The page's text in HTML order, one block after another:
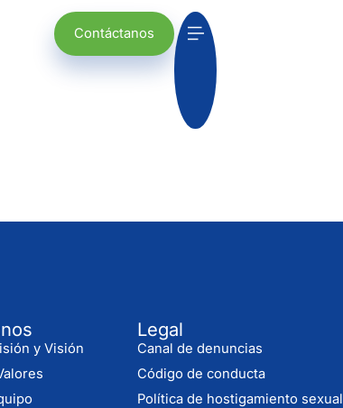
Contáctanos
y Visión
Legal
Canal de denuncias
Código de conducta
Política de hostigamiento sexual